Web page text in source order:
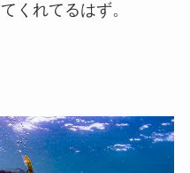
くれてるはず。